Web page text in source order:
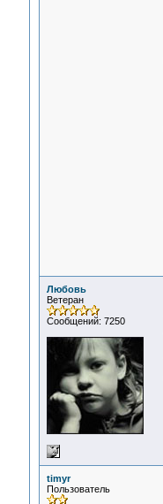
Любовь
Ветеран
Сообщений: 7250
timyr
Пользователь